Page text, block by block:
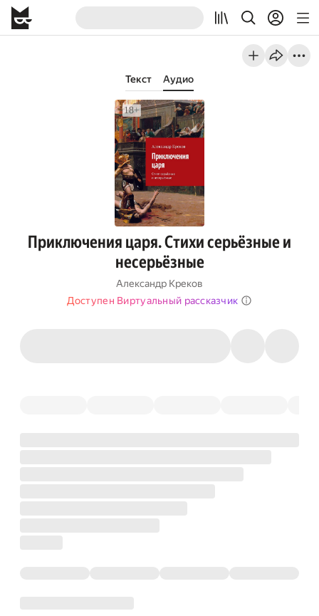
Текст Аудио
Приключения царя. Стихи серьёзные и
несерьёзные
Александр Креков
Доступен Виртуальный рассказчик